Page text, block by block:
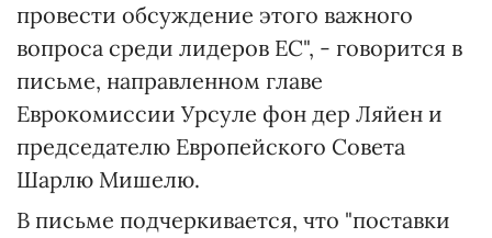
провести обсуждение этого важного
вопроса среди лидеров ЕС", - говорится в
письме, направленном главе
Еврокомиссии Урсуле фон дер Ляйен и
председателю Европейского Совета
Шарлю Мишелю.
В письме подчеркивается, что "поставки